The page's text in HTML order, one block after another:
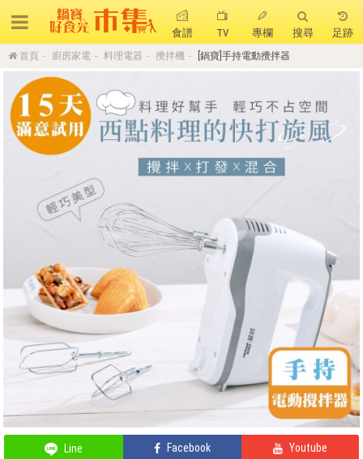
食譜 TV 專欄 搜尋 足跡
首頁 廚房家電 料理電器 攪拌機 [鍋寶]手持電動攪拌器
Line Facebook Youtube
熱門搜尋
聚油不沾鍋
珍珠粗吸管杯 可微波保鮮盒 大理石不沾鍋
分隔便當盒